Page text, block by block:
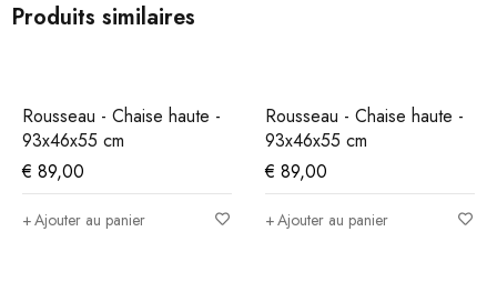
Produits similaires
Rousseau - Chaise haute -
93x46x55 cm
€ 89,00
Ajouter au panier
Rousseau - Chaise haute -
93x46x55 cm
€ 89,00
Ajouter au panier